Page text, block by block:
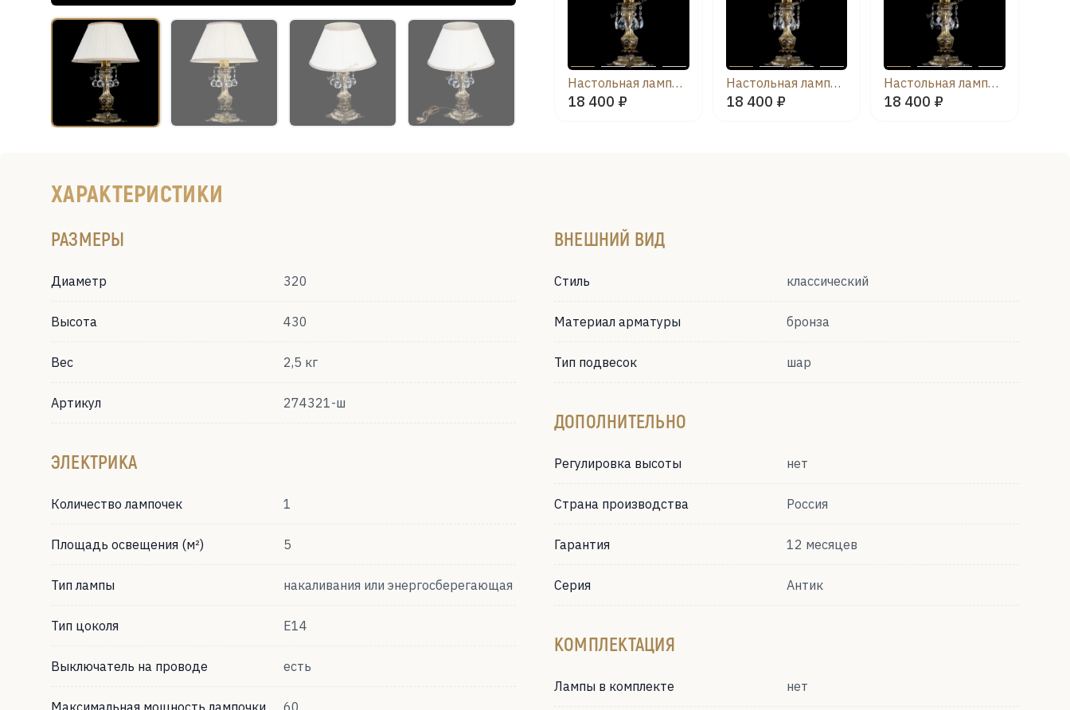
Настольная лампа Антик №1 Баден с абажуром
18 400 ₽
Настольная лампа Антик №1 Журавлик с абажуром
18 400 ₽
Настольная лампа Антик №1 Лучик с абажуром
18 400 ₽
ХАРАКТЕРИСТИКИ
РАЗМЕРЫ
Диаметр 320
Высота 430
Вес 2,5 кг
Артикул 274321-ш
ЭЛЕКТРИКА
Количество лампочек 1
Площадь освещения (м²) 5
Тип лампы накаливания или энергосберегающая
Тип цоколя Е14
Выключатель на проводе есть
Максимальная мощность лампочки 60
ВНЕШНИЙ ВИД
Стиль классический
Материал арматуры бронза
Тип подвесок шар
ДОПОЛНИТЕЛЬНО
Регулировка высоты нет
Страна производства Россия
Гарантия 12 месяцев
Серия Антик
КОМПЛЕКТАЦИЯ
Лампы в комплекте нет